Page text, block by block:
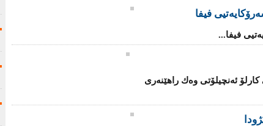
فیفا
فیفا...
ئەنچیلۆتی وەك راهێنەری